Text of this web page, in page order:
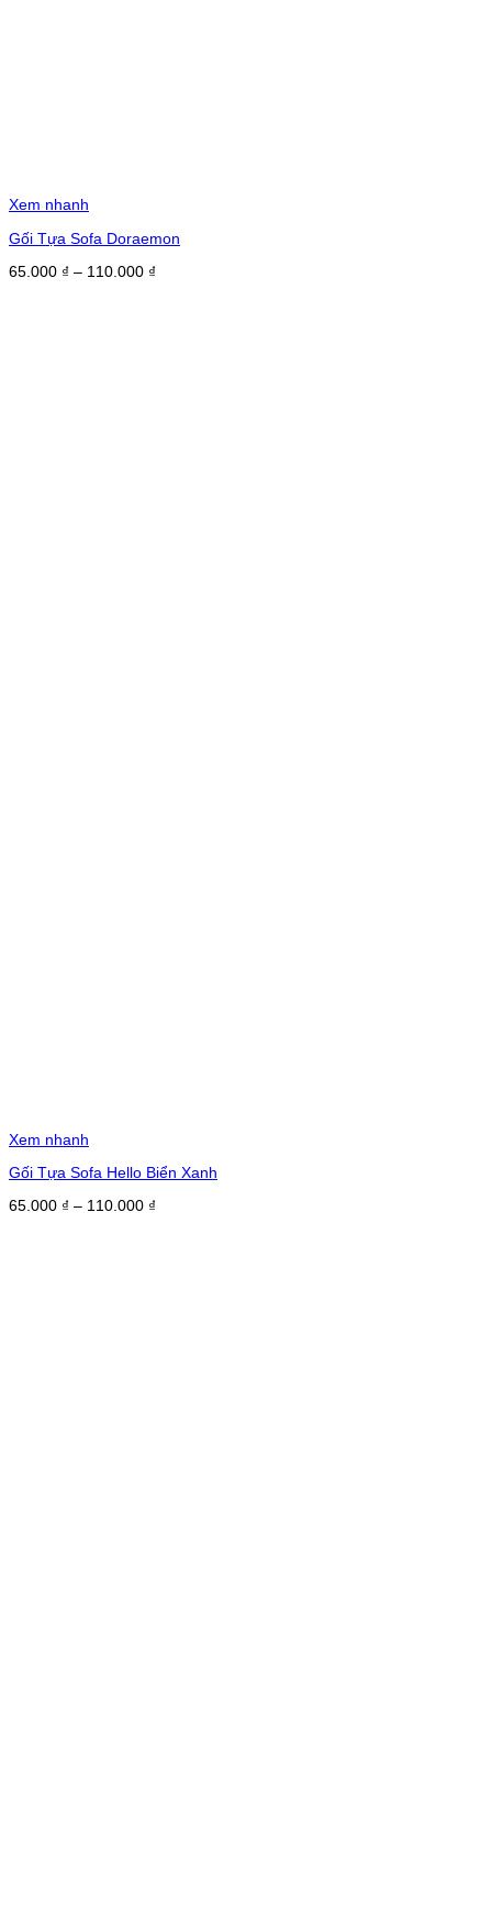
Xem nhanh
Gối Tựa Sofa Doraemon
65.000 ₫ – 110.000 ₫
Xem nhanh
Gối Tựa Sofa Hello Biển Xanh
65.000 ₫ – 110.000 ₫